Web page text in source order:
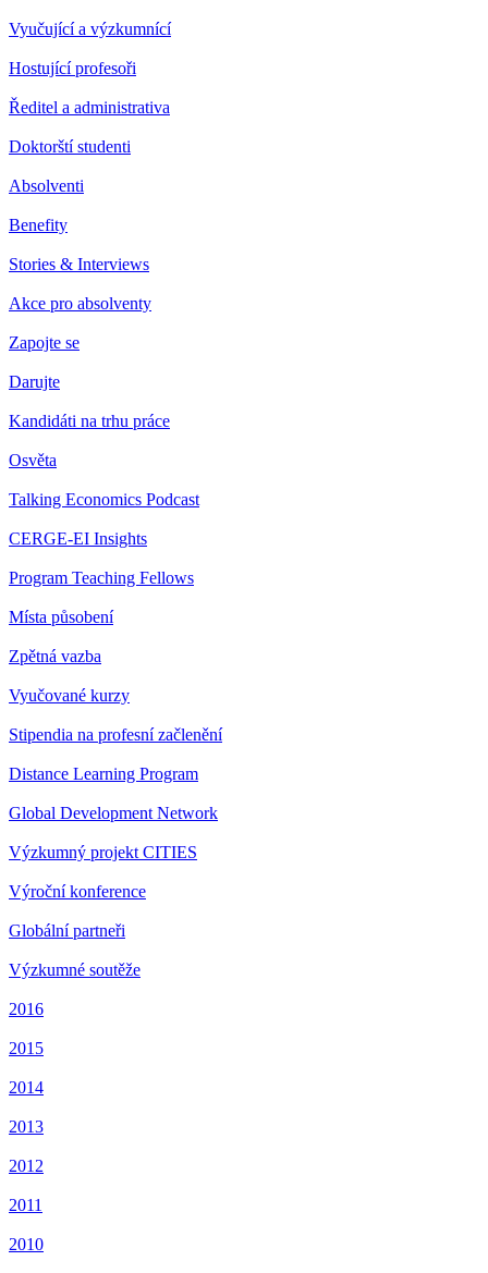
Vyučující a výzkumnící
Hostující profesoři
Ředitel a administrativa
Doktorští studenti
Absolventi
Benefity
Stories & Interviews
Akce pro absolventy
Zapojte se
Darujte
Kandidáti na trhu práce
Osvěta
Talking Economics Podcast
CERGE-EI Insights
Program Teaching Fellows
Místa působení
Zpětná vazba
Vyučované kurzy
Stipendia na profesní začlenění
Distance Learning Program
Global Development Network
Výzkumný projekt CITIES
Výroční konference
Globální partneři
Výzkumné soutěže
2016
2015
2014
2013
2012
2011
2010